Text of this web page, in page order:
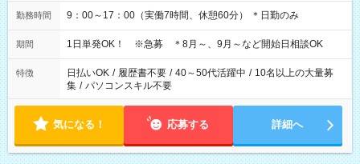
勤務時間 9：00～17：00（実働7時間、休憩60分） ＊日勤のみ
期間 1日単発OK！ ※急募 ＊8月～、9月～など開始日相談OK
特徴 日払いOK / 履歴書不要 / 40～50代活躍中 / 10名以上の大量募
集 / パソコンスキル不要
気になる！ 応募する 詳細へ